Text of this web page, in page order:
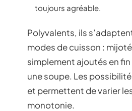
toujours agréable.
Polyvalents, ils
modes de cuisson :
simplement ajoutés en
une soupe. Les
et permettent de varier
monotonie.